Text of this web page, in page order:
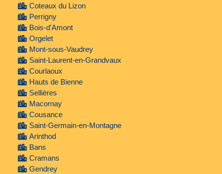
Coteaux du Lizon
Perrigny
Bois-d'Amont
Orgelet
Mont-sous-Vaudrey
Saint-Laurent-en-Grandvaux
Courlaoux
Hauts de Bienne
Sellières
Macornay
Cousance
Saint-Germain-en-Montagne
Arinthod
Bans
Cramans
Gendrey